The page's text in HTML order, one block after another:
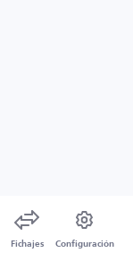
Fichajes Configuración